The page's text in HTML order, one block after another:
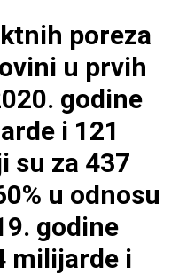
poreza
u prvih
godine
i 121
su za 437
u odnosu
godine
milijarde i